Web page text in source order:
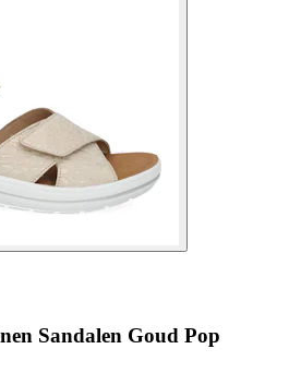
Sandalen Goud Pop